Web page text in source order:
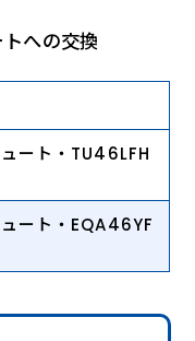
への交換
ート・TU46LFH
ート・EQA46YF